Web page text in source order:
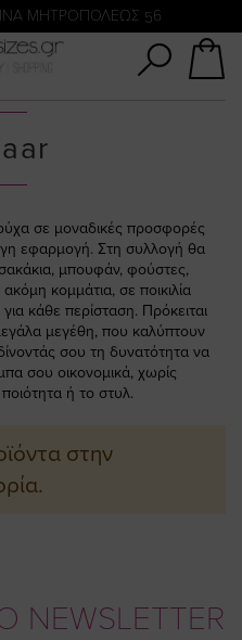
ΜΗΤΡΟΠΟΛΕΩΣ 56
σε μοναδικές προσφορές
εφαρμογή. Στη συλλογή θα
μπουφάν, φούστες,
κομμάτια, σε ποικιλία
κάθε περίσταση. Πρόκειται
μεγέθη, που καλύπτουν
σου τη δυνατότητα να
σου οικονομικά, χωρίς
ή το στυλ.
στην
NEWSLETTER